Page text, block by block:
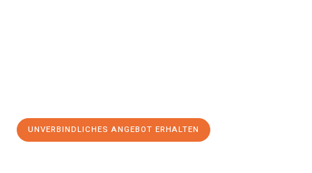
UNVERBINDLICHES ANGEBOT ERHALTEN